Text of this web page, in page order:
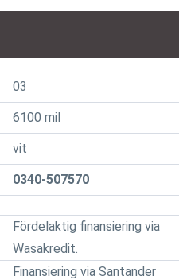
03
6100 mil
vit
0340-507570
Fördelaktig finansiering via
Wasakredit.
Finansiering via Santander